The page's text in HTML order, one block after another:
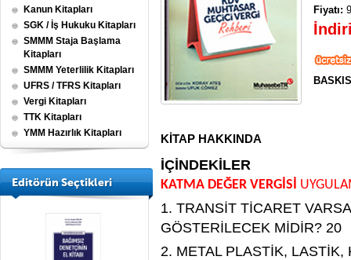
Kanun Kitapları
SGK / İş Hukuku Kitapları
SMMM Staja Başlama
Kitapları
SMMM Yeterlilik Kitapları
UFRS / TFRS Kitapları
Vergi Kitapları
TTK Kitapları
YMM Hazırlık Kitapları
Editörün Seçtikleri
Fiyatı:
KİTAP HAKKINDA
İÇİNDEKİLER
KATMA DEĞER VERGİSİ
1. TRANSİT TİCARET
GÖSTERİLECEK MİDİR? 20
2. METAL PLASTİK, LASTİK,